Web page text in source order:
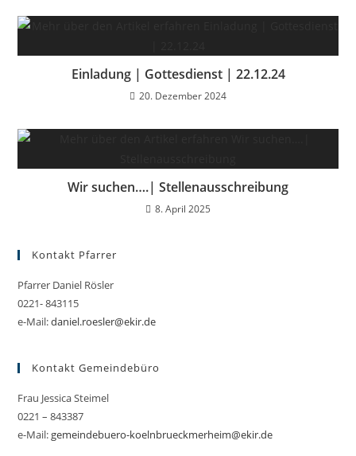
Einladung | Gottesdienst | 22.12.24
20. Dezember 2024
Wir suchen….| Stellenausschreibung
8. April 2025
Kontakt Pfarrer
Pfarrer Daniel Rösler
0221- 843115
e-Mail:daniel.roesler@ekir.de
Kontakt Gemeindebüro
Frau Jessica Steimel
0221 – 843387
e-Mail:gemeindebuero-koelnbrueckmerheim@ekir.de